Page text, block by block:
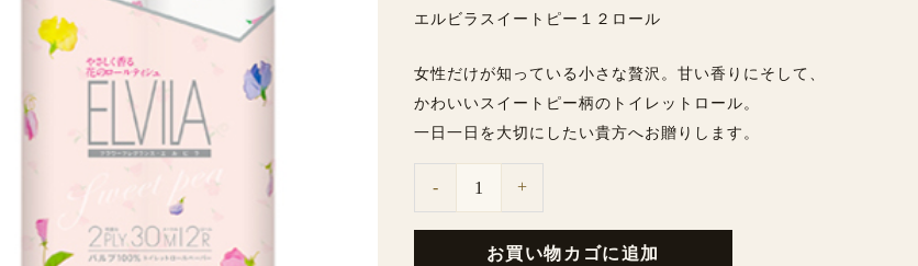
エルビラスイートピー１２ロール
女性だけが知っている小さな贅沢。甘い香りにそして、
かわいいスイートピー柄のトイレットロール。
一日一日を大切にしたい貴方へお贈りします。
-
ラ
ト
ー
+
お買い物カゴに追加